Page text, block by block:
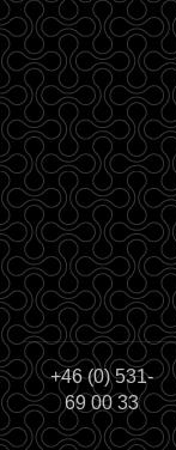
+46 (0) 531-
69 00 33